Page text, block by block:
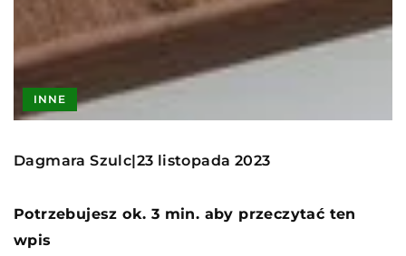
INNE
Dagmara Szulc|23 listopada 2023
Potrzebujesz ok. 3 min. aby przeczytać ten
wpis